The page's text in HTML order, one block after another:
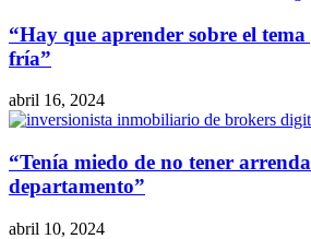
“Hay que aprender sobre el tema
fría”
abril 16, 2024
“Tenía miedo de no tener
departamento”
abril 10, 2024